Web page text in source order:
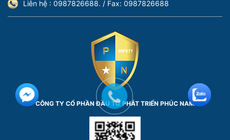
Liên hệ : 0987826688. / Fax: 0987826688
CÔNG TY CỔ PHẦN ĐẦU TƯ PHÁT TRIỂN PHÚC NAM